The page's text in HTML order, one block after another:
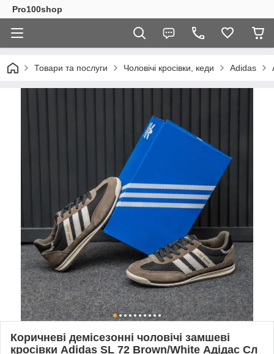
Pro100shop
Товари та послуги Чоловічі кросівки, кеди Adidas
Коричневі демісезонні чоловічі замшеві
кросівки Adidas SL 72 Brown/White Адідас Сл